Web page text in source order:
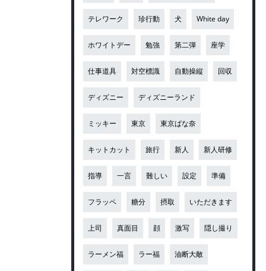
テレワーク 珍行動 犬 White day
ホワイトデー 勉強 第二弾 座学
仕事道具 対空標識 自動操縦 回収
ディズニー ディズニーランド
ミッキー 東京 東京ばな奈
キットカット 旅行 新人 新人研修
指導 一言 難しい 設定 準備
フラッペ 糖分 摂取 いただきます
上司 真面目 顔 激写 隠し撮り
ラーメン福 ラー福 油断大敵